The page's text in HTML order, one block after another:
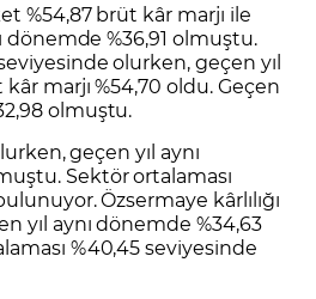
%54,87 brüt kâr marjı ile
dönemde %36,91 olmuştu.
seviyesinde olurken, geçen yıl
marjı %54,70 oldu. Geçen
olmuştu.
geçen yıl aynı
Sektör ortalaması
Özsermaye kârlılığı
yıl aynı dönemde %34,63
%40,45 seviyesinde